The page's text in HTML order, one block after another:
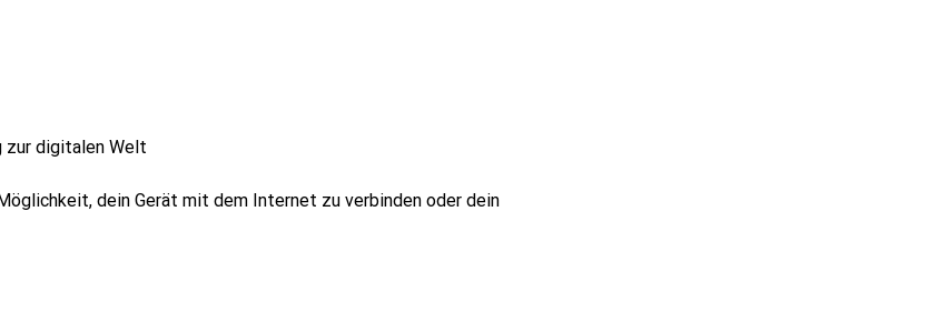
zur digitalen Welt
dein Gerät mit dem Internet zu verbinden oder dein